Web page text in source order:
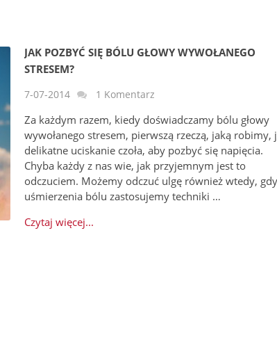
JAK POZBYĆ SIĘ BÓLU GŁOWY WYWOŁANEGO
STRESEM?
7-07-2014 1 Komentarz
Za każdym razem, kiedy doświadczamy bólu głowy
wywołanego stresem, pierwszą rzeczą, jaką robimy,
delikatne uciskanie czoła, aby pozbyć się napięcia.
Chyba każdy z nas wie, jak przyjemnym jest to
odczuciem. Możemy odczuć ulgę również wtedy,
uśmierzenia bólu zastosujemy techniki …
Czytaj więcej...